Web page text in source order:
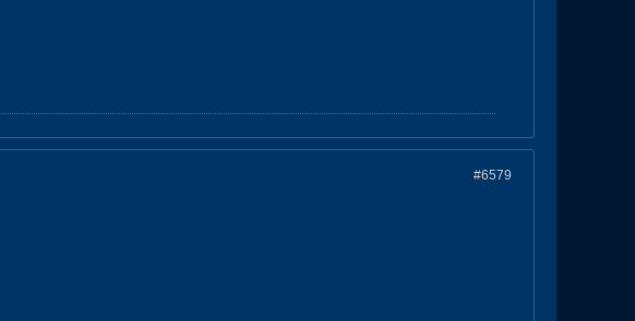
#6579